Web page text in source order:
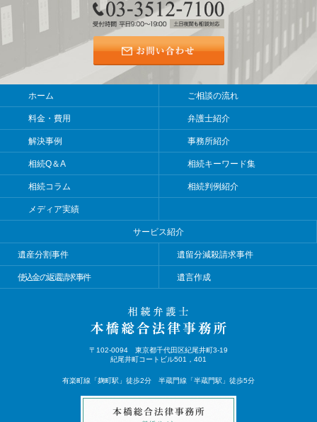
ホーム ご相談の流れ
料金・費用 弁護士紹介
解決事例 事務所紹介
相続Q＆A 相続キーワード集
相続コラム 相続判例紹介
メディア実績
サービス紹介
遺産分割事件 遺留分減殺請求事件
使込金の返還請求事件 遺言作成
〒102-0094 東京都千代田区紀尾井町3-19
紀尾井町コートビル501，401
有楽町線「麹町駅」徒歩2分 半蔵門線「半蔵門駅」徒歩5分